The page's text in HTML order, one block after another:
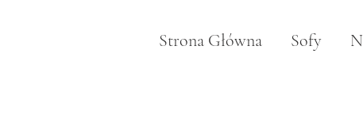
Strona Główna Sofy